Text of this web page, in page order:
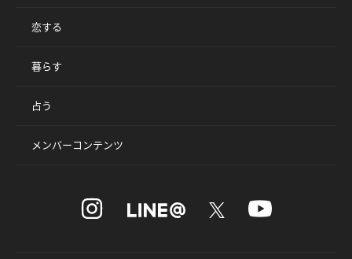
恋する
暮らす
占う
メンバーコンテンツ